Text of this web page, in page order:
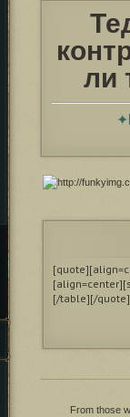
ли
✦
[/table][/quote]
From those